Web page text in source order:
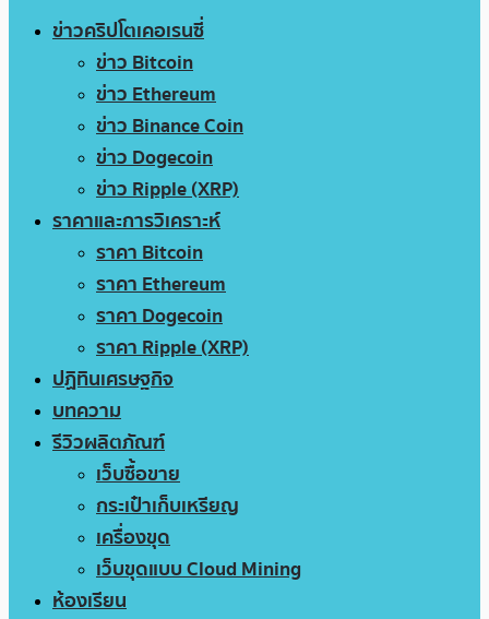
ข่าวคริปโตเคอเรนซี่
ข่าว Bitcoin
ข่าว Ethereum
ข่าว Binance Coin
ข่าว Dogecoin
ข่าว Ripple (XRP)
ราคาและการวิเคราะห์
ราคา Bitcoin
ราคา Ethereum
ราคา Dogecoin
ราคา Ripple (XRP)
ปฏิทินเศรษฐกิจ
บทความ
รีวิวผลิตภัณฑ์
เว็บซื้อขาย
กระเป๋าเก็บเหรียญ
เครื่องขุด
เว็บขุดแบบ Cloud Mining
ห้องเรียน